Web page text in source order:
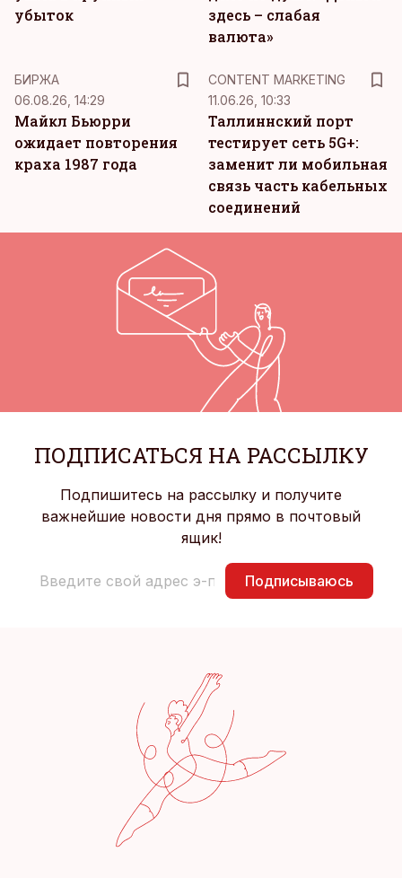
убыток
здесь – слабая
валюта»
БИРЖА
06.08.26, 14:29
Майкл Бьюрри
ожидает повторения
краха 1987 года
CONTENT MARKETING
11.06.26, 10:33
Таллиннский порт
тестирует сеть 5G+:
заменит ли мобильная
связь часть кабельных
соединений
ПОДПИСАТЬСЯ НА РАССЫЛКУ
Подпишитесь на рассылку и получите
важнейшие новости дня прямо в почтовый
ящик!
Подписываюсь